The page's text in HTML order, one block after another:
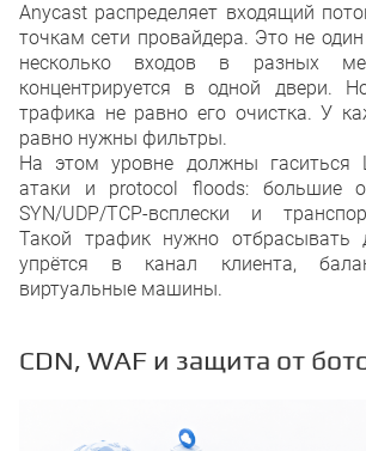
Anycast распределяет входящий
точкам сети провайдера. Это не
несколько входов в разных
концентрируется в одной двери.
трафика не равно его очистка. У
равно нужны фильтры.
На этом уровне должны гаситься
атаки и protocol floods: большие
SYN/UDP/TCP-всплески и
Такой трафик нужно отбрасывать
упрётся в канал клиента,
виртуальные машины.
CDN, WAF и защита от